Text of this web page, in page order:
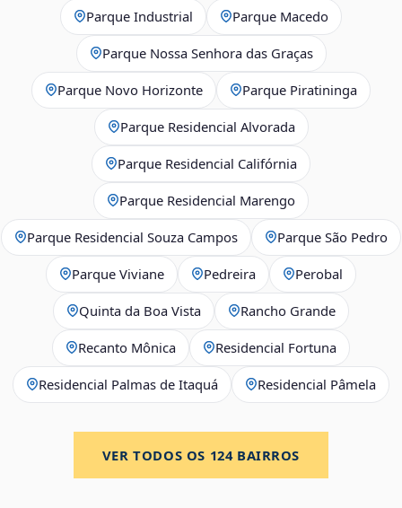
Parque Industrial Parque Macedo
Parque Nossa Senhora das Graças
Parque Novo Horizonte Parque Piratininga
Parque Residencial Alvorada
Parque Residencial Califórnia
Parque Residencial Marengo
Parque Residencial Souza Campos Parque São Pedro
Parque Viviane Pedreira Perobal
Quinta da Boa Vista Rancho Grande
Recanto Mônica Residencial Fortuna
Residencial Palmas de Itaquá Residencial Pâmela
VER TODOS OS 124BAIRROS